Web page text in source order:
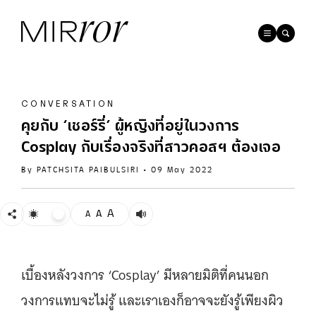
CONVERSATION
คุยกับ ‘เชอร์รี่’ ผู้หญิงที่อยู่ในวงการ
Cosplay กับเรื่องจริงที่สาวคอสฯ ต้องเจอ
By PATCHSITA PAIBULSIRI • 09 May 2022
A A A
เบื้องหลังวงการ ‘Cosplay’ มีหลายมิติที่คนนอก
วงการแทบจะไม่รู้ และเราเองก็อาจจะยังรู้เพียงผิว